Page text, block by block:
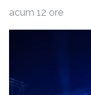
acum 12 ore